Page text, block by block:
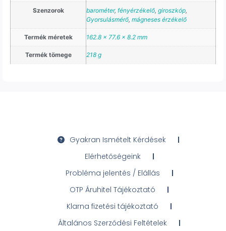
Szenzorok barométer, fényérzékelő, giroszkóp,
Gyorsulásmérő, mágneses érzékelő
Termék méretek 162.8 x 77.6 x 8.2 mm
Termék tömege 218 g
Gyakran Ismételt Kérdések
Elérhetőségeink
Probléma jelentés / Elállás
OTP Áruhitel Tájékoztató
Klarna fizetési tájékoztató
Általános Szerződési Feltételek